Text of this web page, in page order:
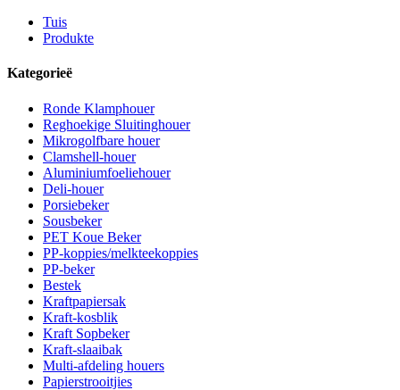
Tuis
Produkte
Kategorieë
Ronde Klamphouer
Reghoekige Sluitinghouer
Mikrogolfbare houer
Clamshell-houer
Aluminiumfoeliehouer
Deli-houer
Porsiebeker
Sousbeker
PET Koue Beker
PP-koppies/melkteekoppies
PP-beker
Bestek
Kraftpapiersak
Kraft-kosblik
Kraft Sopbeker
Kraft-slaaibak
Multi-afdeling houers
Papierstrooitjies